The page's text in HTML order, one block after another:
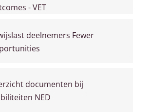
- VET
deelnemers Fewer
documenten bij
NED